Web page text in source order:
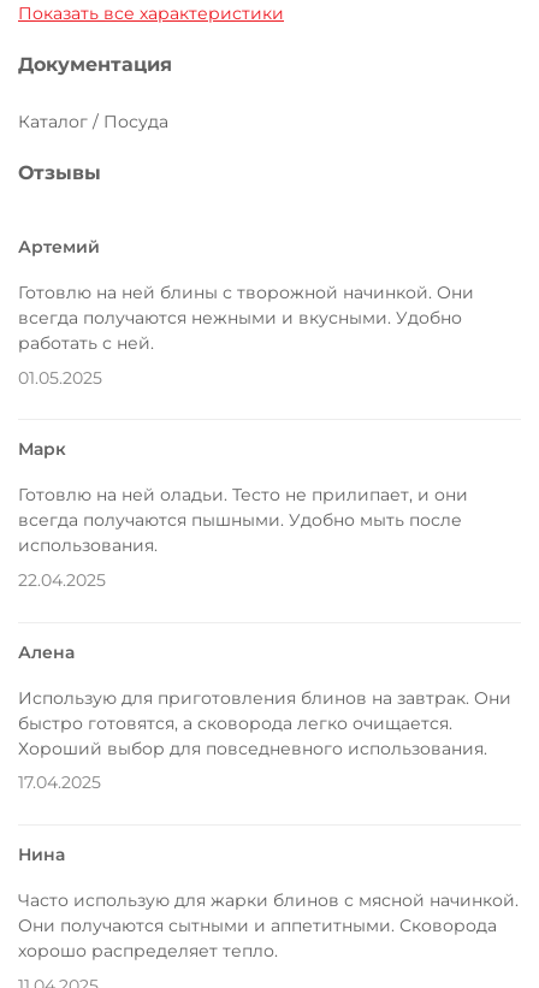
Показать все характеристики
Документация
Каталог / Посуда
Отзывы
Артемий
Готовлю на ней блины с творожной начинкой. Они
всегда получаются нежными и вкусными. Удобно
работать с ней.
01.05.2025
Марк
Готовлю на ней оладьи. Тесто не прилипает, и они
всегда получаются пышными. Удобно мыть после
использования.
22.04.2025
Алена
Использую для приготовления блинов на завтрак. Они
быстро готовятся, а сковорода легко очищается.
Хороший выбор для повседневного использования.
17.04.2025
Нина
Часто использую для жарки блинов с мясной начинкой.
Они получаются сытными и аппетитными. Сковорода
хорошо распределяет тепло.